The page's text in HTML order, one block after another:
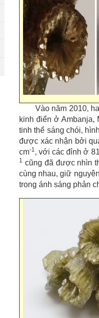
Vào năm 2010,
kinh điển ở Ambanja,
tinh thể sáng chói,
được xác nhận bởi
cm-1 , với các đỉnh ở
1 cũng đã được nhìn
cùng nhau, giữ
trong ánh sáng phản